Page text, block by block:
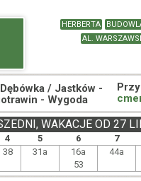
HERBERTA
AL.
Dębówka / Jastków -
- Wygoda
4 5 6 7
WAKACJE OD 27
38 31a
16a
53
44a